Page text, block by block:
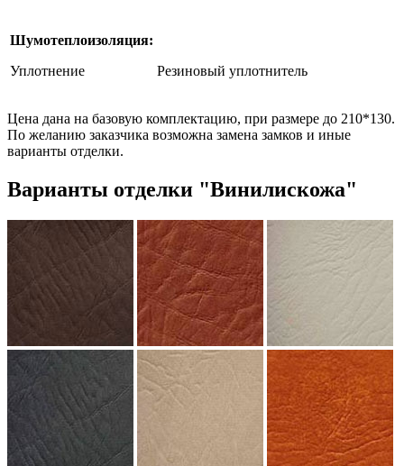
Шумотеплоизоляция:
Уплотнение
Резиновый уплотнитель
Цена дана на базовую комплектацию, при размере до 210*130.
По желанию заказчика возможна замена замков и иные
варианты отделки.
Варианты отделки "Винилискожа"